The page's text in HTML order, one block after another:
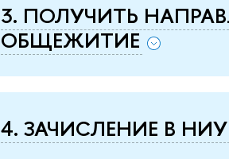
3. ПОЛУЧИТЬ
ОБЩЕЖИТИЕ
4. ЗАЧИСЛЕНИЕ В